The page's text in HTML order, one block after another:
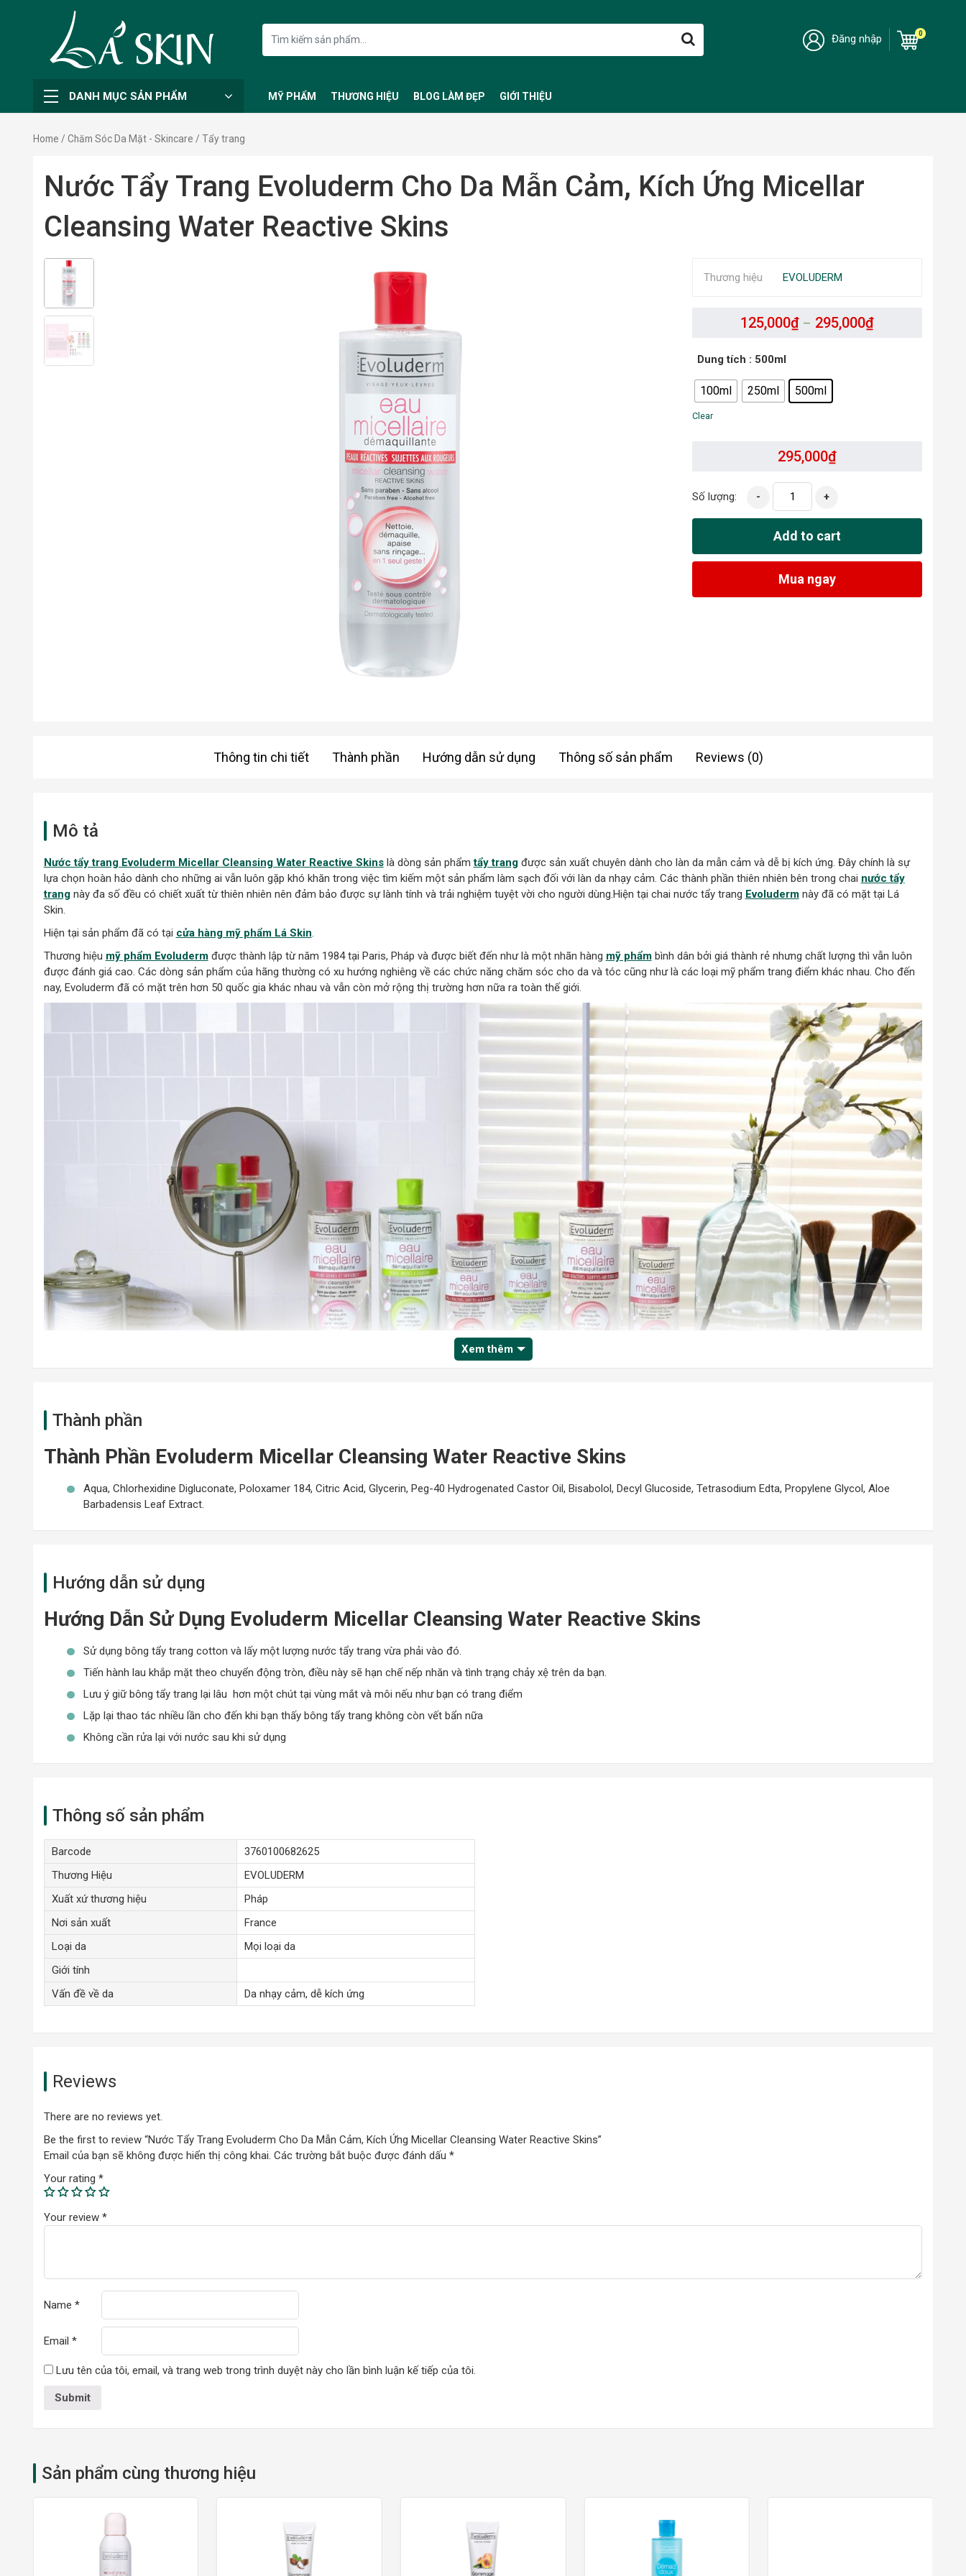
Đăng nhập 0
DANH MỤC SẢN PHẨM MỸ PHẨM THƯƠNG HIỆU BLOG LÀM ĐẸP GIỚI THIỆU
Home / Chăm Sóc Da Mặt - Skincare / Tẩy trang
Nước Tẩy Trang Evoluderm Cho Da Mẫn Cảm, Kích Ứng Micellar
Cleansing Water Reactive Skins
125,000₫ – 295,000₫
Dung tích : 500ml
100ml 250ml 500ml
Clear
295,000₫
Số lượng: - +
Add to cart
Mua ngay
Thương hiệu EVOLUDERM
Thông tin chi tiết Thành phần Hướng dẫn sử dụng Thông số sản phẩm Reviews (0)
Mô tả
Nước tẩy trang Evoluderm Micellar Cleansing Water Reactive Skinslà dòng sản phẩmtẩy trangđược sản xuất chuyên dành cho làn da mẫn cảm và dễ bị kích ứng. Đây chính là sự
lựa chọn hoàn hảo dành cho những ai vẫn luôn gặp khó khăn trong việc tìm kiếm một sản phẩm làm sạch đối với làn da nhạy cảm. Các thành phần thiên nhiên bên trong chai nước tẩy
trangnày đa số đều có chiết xuất từ thiên nhiên nên đảm bảo được sự lành tính và trải nghiệm tuyệt vời cho người dùng.Hiện tại chai nước tẩy trang Evoludermnày đã có mặt tại Lá
Skin.
Hiện tại sản phẩm đã có tại cửa hàng mỹ phẩm Lá Skin.
Thương hiệu mỹ phẩm Evoludermđược thành lập từ năm 1984 tại Paris, Pháp và được biết đến như là một nhãn hàng mỹ phẩmbình dân bởi giá thành rẻ nhưng chất lượng thì vẫn luôn
được đánh giá cao. Các dòng sản phẩm của hãng thường có xu hướng nghiêng về các chức năng chăm sóc cho da và tóc cũng như là các loại mỹ phẩm trang điểm khác nhau. Cho đến
nay, Evoluderm đã có mặt trên hơn 50 quốc gia khác nhau và vẫn còn mở rộng thị trường hơn nữa ra toàn thế giới.
Sản phẩm nước tẩy trang Evoluderm Micellar Cleansing Water Reactive Skins của nhà Evoluderm được sản xuất dành riêng cho làn da nhạy cảm. Với chiết xuất từ thành phần chính là lô
Sản phẩm có thể được sử dụng cho mọi loại da, đặc biệt là làn da nhạy cảm
Làn da mẫn cảm với các tác nhân đến từ bên ngoài và dễ bị kích ứng
Làn da đang cần được làm dịu và hỗ trợ chữa lành các tổn thương
Lô hội là thành phần chiết xuất từ thiên nhiên nên vô cùng an toàn trong quá trình làm dịu da, đặc biệt phù hợp với làn da nhạy cảm
Các phân tử Mixen được ví như những cục nam châm mini nhỏ xinh hoạt động hết công suất để có thể hút hết được những bụi bẩn và bã nhờn từ tận sâu bên trong lỗ chân lông
Sản phẩm có khả năng làm sạch một cách hiệu quả, lấy đi lớp trang điểm một cách dễ dàng mà vẫn làm dịu làn da và không gây khô rát
Có thể sử dụng cho vùng da nhạy cảm như mắt, quanh mắt và môi
Sau khi sử dụng thì không cần rửa lại với nước mà không lo kích ứng
Xem thêm
Thành phần
Thành Phần Evoluderm Micellar Cleansing Water Reactive Skins
Aqua, Chlorhexidine Digluconate, Poloxamer 184, Citric Acid, Glycerin, Peg-40 Hydrogenated Castor Oil, Bisabolol, Decyl Glucoside, Tetrasodium Edta, Propylene Glycol, Aloe
Barbadensis Leaf Extract.
Hướng dẫn sử dụng
Hướng Dẫn Sử Dụng Evoluderm Micellar Cleansing Water Reactive Skins
Sử dụng bông tẩy trang cotton và lấy một lượng nước tẩy trang vừa phải vào đó.
Tiến hành lau khắp mặt theo chuyển động tròn, điều này sẽ hạn chế nếp nhăn và tình trạng chảy xệ trên da bạn.
Lưu ý giữ bông tẩy trang lại lâu hơn một chút tại vùng mắt và môi nếu như bạn có trang điểm
Lặp lại thao tác nhiều lần cho đến khi bạn thấy bông tẩy trang không còn vết bẩn nữa
Không cần rửa lại với nước sau khi sử dụng
Thông số sản phẩm
Barcode
3760100682625
Thương Hiệu
EVOLUDERM
Xuất xứ thương hiệu
Pháp
Nơi sản xuất
France
Loại da
Mọi loại da
Giới tính
Vấn đề về da
Da nhạy cảm, dễ kích ứng
Reviews
There are no reviews yet.
Be the first to review “Nước Tẩy Trang Evoluderm Cho Da Mẫn Cảm, Kích Ứng Micellar Cleansing Water Reactive Skins”
Email của bạn sẽ không được hiển thị công khai. Các trường bắt buộc được đánh dấu *
Your rating *
Your review *
Name *
Email *
Lưu tên của tôi, email, và trang web trong trình duyệt này cho lần bình luận kế tiếp của tôi.
Sản phẩm cùng thương hiệu